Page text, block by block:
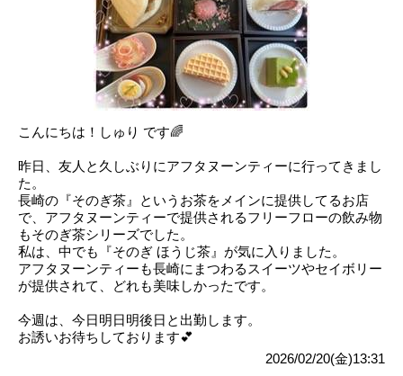
こんにちは！しゅり です🌈
昨日、友人と久しぶりにアフタヌーンティーに行ってきまし
た。
長崎の『そのぎ茶』というお茶をメインに提供してるお店
で、アフタヌーンティーで提供されるフリーフローの飲み物
もそのぎ茶シリーズでした。
私は、中でも『そのぎ ほうじ茶』が気に入りました。
アフタヌーンティーも長崎にまつわるスイーツやセイボリー
が提供されて、どれも美味しかったです。
今週は、今日明日明後日と出勤します。
お誘いお待ちしております💕
2026/02/20(金)13:31